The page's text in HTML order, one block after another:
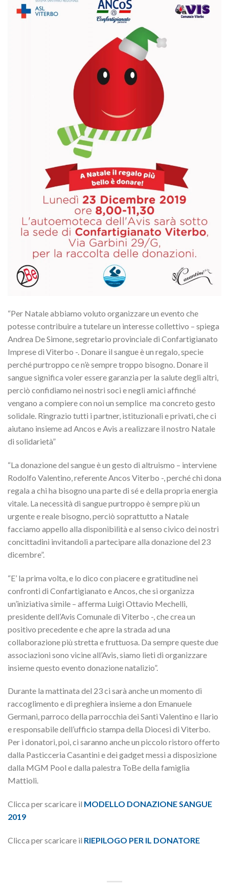
“Per Natale abbiamo voluto organizzare un evento che
potesse contribuire a tutelare un interesse collettivo – spiega
Andrea De Simone, segretario provinciale di Confartigianato
Imprese di Viterbo -. Donare il sangue è un regalo, specie
perché purtroppo ce n’è sempre troppo bisogno. Donare il
sangue significa voler essere garanzia per la salute degli altri,
perciò confidiamo nei nostri soci e negli amici affinché
vengano a compiere con noi un semplice ma concreto gesto
solidale. Ringrazio tutti i partner, istituzionali e privati, che ci
aiutano insieme ad Ancos e Avis a realizzare il nostro Natale
di solidarietà”
“La donazione del sangue è un gesto di altruismo – interviene
Rodolfo Valentino, referente Ancos Viterbo -, perché chi dona
regala a chi ha bisogno una parte di sé e della propria energia
vitale. La necessità di sangue purtroppo è sempre più un
urgente e reale bisogno, perciò soprattutto a Natale
facciamo appello alla disponibilità e al senso civico dei nostri
concittadini invitandoli a partecipare alla donazione del 23
dicembre”.
“E’ la prima volta, e lo dico con piacere e gratitudine nei
confronti di Confartigianato e Ancos, che si organizza
un’iniziativa simile – afferma Luigi Ottavio Mechelli,
presidente dell’Avis Comunale di Viterbo -, che crea un
positivo precedente e che apre la strada ad una
collaborazione più stretta e fruttuosa. Da sempre queste due
associazioni sono vicine all’Avis, siamo lieti di organizzare
insieme questo evento donazione natalizio”.
Durante la mattinata del 23 ci sarà anche un momento di
raccoglimento e di preghiera insieme a don Emanuele
Germani, parroco della parrocchia dei Santi Valentino e Ilario
e responsabile dell’ufficio stampa della Diocesi di Viterbo.
Per i donatori, poi, ci saranno anche un piccolo ristoro offerto
dalla Pasticceria Casantini e dei gadget messi a disposizione
dalla MGM Pool e dalla palestra ToBe della famiglia
Mattioli.
Clicca per scaricare il MODELLO DONAZIONE SANGUE
2019
Clicca per scaricare il RIEPILOGO PER IL DONATORE